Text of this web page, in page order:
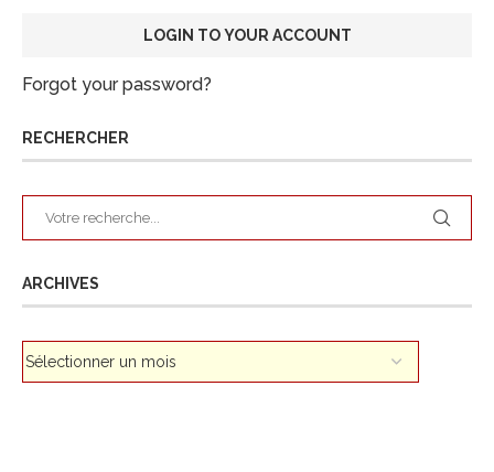
Forgot your password?
RECHERCHER
ARCHIVES